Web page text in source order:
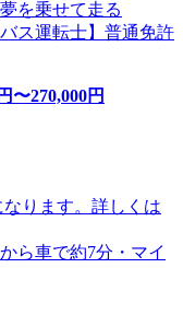
を乗せて走る
ス運転士】普通免許
円〜270,000円
ります。詳しくは
ら車で約7分・マイ